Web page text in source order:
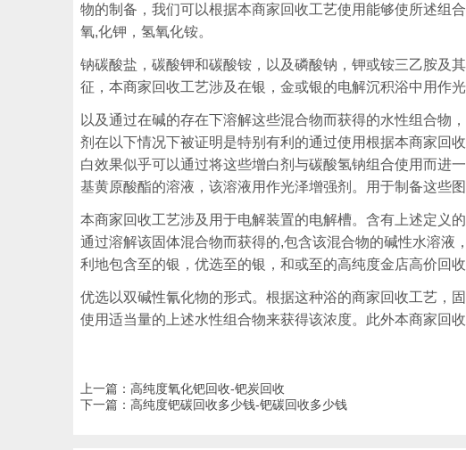
物的制备，我们可以根据本商家回收工艺使用能够使所述组
氧,化钾，氢氧化铵。
钠碳酸盐，碳酸钾和碳酸铵，以及磷酸钠，钾或铵三乙胺及
征，本商家回收工艺涉及在银，金或银的电解沉积浴中用作
以及通过在碱的存在下溶解这些混合物而获得的水性组合物
剂在以下情况下被证明是特别有利的通过使用根据本商家回
白效果似乎可以通过将这些增白剂与碳酸氢钠组合使用而进
基黄原酸酯的溶液，该溶液用作光泽增强剂。用于制备这些
本商家回收工艺涉及用于电解装置的电解槽。含有上述定义
通过溶解该固体混合物而获得的,包含该混合物的碱性水溶
利地包含至的银，优选至的银，和或至的高纯度金店高价回
优选以双碱性氰化物的形式。根据这种浴的商家回收工艺，
使用适当量的上述水性组合物来获得该浓度。此外本商家回
上一篇： 高纯度氧化钯回收-钯炭回收
下一篇： 高纯度钯碳回收多少钱-钯碳回收多少钱